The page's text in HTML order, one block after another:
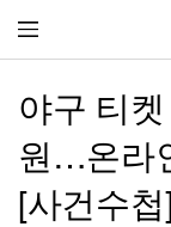
야구 티
원…온라
[사건수첩]